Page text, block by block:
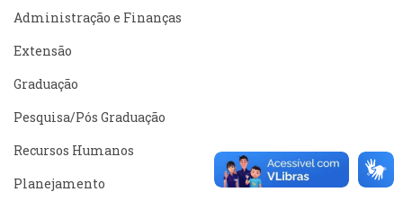
Administração e Finanças
Extensão
Graduação
Pesquisa/Pós Graduação
Recursos Humanos
Planejamento